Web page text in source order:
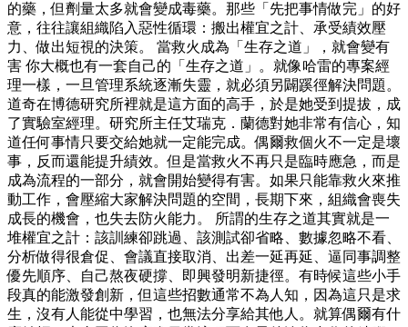
的藥，但劑量太多就會變成毒藥。那些「先把事情做完」的好
意，往往讓組織陷入惡性循環：搬出權宜之計、承受績效壓
力、做出短視的決策。 當救火成為「生存之道」，就會變有
害 你大概也有一套自己的「生存之道」。就像哈雷的專案經
理一樣，一旦管理系統逐漸失靈，就必須另闢蹊徑解決問題。
道奇在博德研究所裡就是這方面的高手，於是她受到提拔，成
了實驗室經理。研究所主任艾瑞克．蘭德對她非常有信心，知
道任何事情只要交給她就一定能完成。偶爾救個火不一定是壞
事，反而還能提升績效。但是當救火不再只是臨時應急，而是
成為流程的一部分，就會開始變得有害。如果只能靠救火來推
動工作，會壓縮大家解決問題的空間，長期下來，組織會喪失
成長的機會，也失去防火能力。 所謂的生存之道其實就是一
堆權宜之計：該訓練卻跳過、該測試卻省略、數據忽略不看、
分析做得很倉促、會議直接取消、出差一延再延、逼同事調整
優先順序、自己熬夜硬撐、即興發明新捷徑。有時候這些小手
段真的能激發創新，但這些招數通常不為人知，因為這只是求
生，沒有人能從中學習，也無法分享給其他人。就算偶爾有什